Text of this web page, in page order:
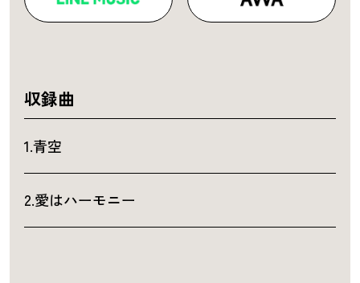
収録曲
1.青空
2.愛はハーモニー